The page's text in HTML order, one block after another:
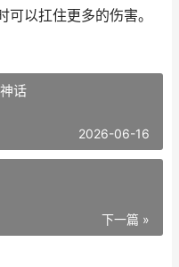
以扛住更多的伤害。
话
2026-06-16
下一篇 »